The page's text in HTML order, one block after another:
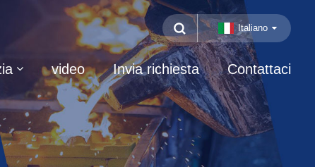
Italiano
video Invia richiesta Contattaci